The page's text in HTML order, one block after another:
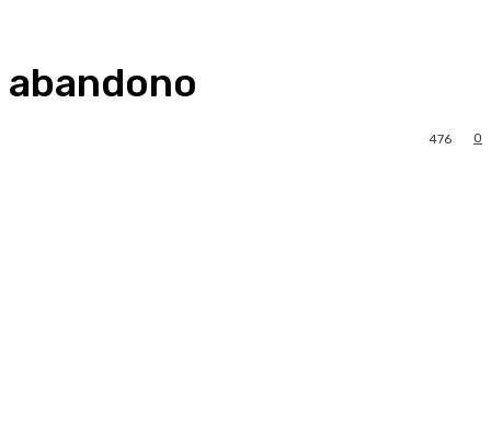
0
476